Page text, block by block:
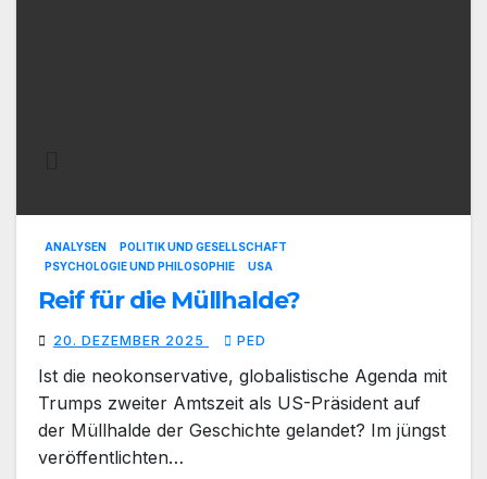
ANALYSEN
POLITIK UND GESELLSCHAFT
PSYCHOLOGIE UND PHILOSOPHIE
USA
Reif für die Müllhalde?
20. DEZEMBER 2025 PED
Ist die neokonservative, globalistische Agenda mit
Trumps zweiter Amtszeit als US-Präsident auf
der Müllhalde der Geschichte gelandet? Im jüngst
veröffentlichten…